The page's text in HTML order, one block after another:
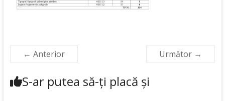
← Anterior Următor →
S-ar putea să-ți placă și